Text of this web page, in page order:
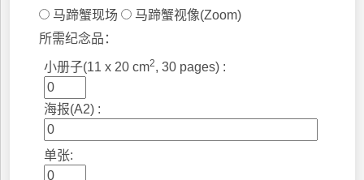
马蹄蟹现场
马蹄蟹视像(Zoom)
所需纪念品：
小册子(11 x 20 cm2, 30 pages) :
海报(A2) :
单张: